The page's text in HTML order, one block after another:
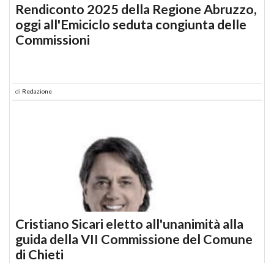
Rendiconto 2025 della Regione Abruzzo,
oggi all'Emiciclo seduta congiunta delle
Commissioni
di Redazione
Cristiano Sicari eletto all'unanimità alla
guida della VII Commissione del Comune
di Chieti